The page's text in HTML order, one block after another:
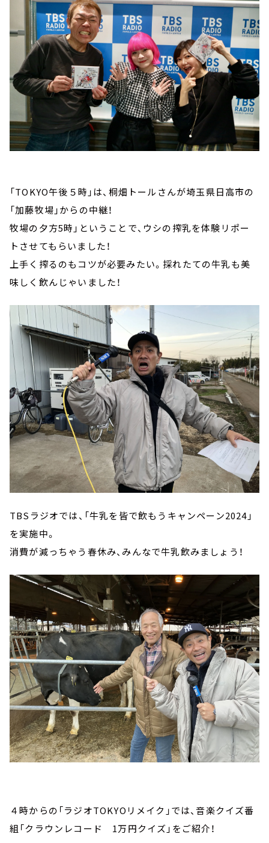
「TOKYO午後５時」は、桐畑トールさんが埼玉県日高市の
「加藤牧場」からの中継！
牧場の夕方5時」ということで、ウシの搾乳を体験リポー
トさせてもらいました！
上手く搾るのもコツが必要みたい。採れたての牛乳も美
味しく飲んじゃいました！
TBSラジオでは、「牛乳を皆で飲もうキャンペーン2024」
を実施中。
消費が減っちゃう春休み、みんなで牛乳飲みましょう！
４時からの「ラジオTOKYOリメイク」では、音楽クイズ番
組「クラウンレコード 1万円クイズ」をご紹介！